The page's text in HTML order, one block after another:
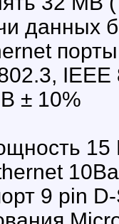
данных
IEEE
± 10%
15
9 pin